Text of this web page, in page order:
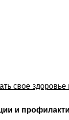
свое здоровье
и